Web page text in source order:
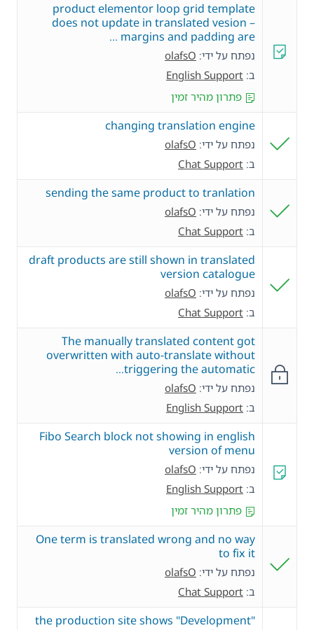
product elementor loop grid template
does not update in translated vesion –
margins and padding are …
נפתח על ידי: olafsO
ב: English Support
פתרון מהיר זמין
changing translation engine
נפתח על ידי: olafsO
ב: Chat Support
sending the same product to tranlation
נפתח על ידי: olafsO
ב: Chat Support
draft products are still shown in translated
version catalogue
נפתח על ידי: olafsO
ב: Chat Support
The manually translated content got
overwritten with auto-translate without
triggering the automatic…
נפתח על ידי: olafsO
ב: English Support
Fibo Search block not showing in english
version of menu
נפתח על ידי: olafsO
ב: English Support
פתרון מהיר זמין
One term is translated wrong and no way
to fix it
נפתח על ידי: olafsO
ב: Chat Support
the production site shows "Development"